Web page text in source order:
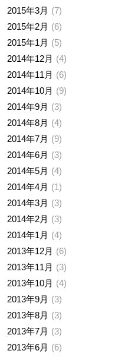
2015年3月
7
2015年2月
6
2015年1月
5
2014年12月
4
2014年11月
6
2014年10月
9
2014年9月
3
2014年8月
4
2014年7月
9
2014年6月
3
2014年5月
4
2014年4月
1
2014年3月
3
2014年2月
3
2014年1月
4
2013年12月
6
2013年11月
3
2013年10月
4
2013年9月
3
2013年8月
3
2013年7月
3
2013年6月
6